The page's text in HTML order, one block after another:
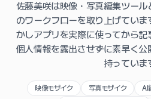
佐藤美咲は映像・写真編集ツー
のワークフローを取り上げてい
かしアプリを実際に使ってから
個人情報を露出させずに素早く
持っていま
映像モザイク 写真モザイク AI